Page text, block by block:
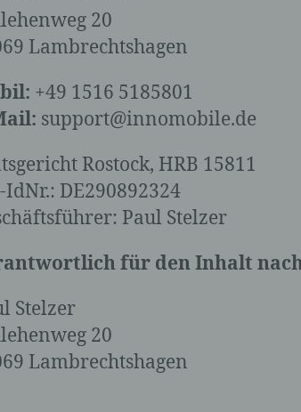
20
Lambrechtshagen
+49 1516 5185801
support@innomobile.de
Rostock, HRB 15811
IdNr.: DE290892324
Paul Stelzer
für den Inhalt nach
Stelzer
20
Lambrechtshagen